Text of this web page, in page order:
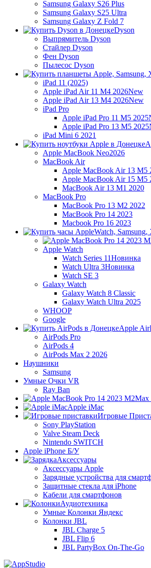
Samsung Galaxy S26 Plus
Samsung Galaxy S25 Ultra
Samsung Galaxy Z Fold 7
Dyson
Выпрямитель Dyson
Стайлер Dyson
Фен Dyson
Пылесос Dyson
iPad 11 (2025)
Apple iPad Air 11 M4 2026New
Apple iPad Air 13 M4 2026New
iPad Pro
Apple iPad Pro 11 M5 2025
Apple iPad Pro 13 M5 2025
iPad Mini 6 2021
Apple MacBook Neo2026
MacBook Air
Apple MacBook Air 13 M5
Apple MacBook Air 15 M5
MacBook Air 13 M1 2020
MacBook Pro
MacBook Pro 13 M2 2022
MacBook Pro 14 2023
Macbook Pro 16 2023
Apple Watch
Watch Series 11Новинка
Watch Ultra 3Новинка
Watch SE 3
Galaxy Watch
Galaxy Watch 8 Classic
Galaxy Watch Ultra 2025
WHOOP
Google
Apple
AirPods Pro
AirPods 4
AirPods Max 2 2026
Наушники
Samsung
Умные Очки VR
Ray Ban
Apple iMac
Игровые
Sony PlayStation
Valve Steam Deck
Nintendo SWITCH
Apple iPhone Б/У
Аксессуары
Аксессуары Apple
Зарядные устройства для
Защитные стекла для iPhone
Кабели для смартфонов
Аудиотехника
Умные Колонки Яндекс
Колонки JBL
JBL Charge 5
JBL Flip 6
JBL PartyBox On-The-Go